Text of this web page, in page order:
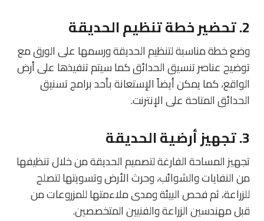
2. تحضير خطة تنظيم الحديقة
وضع خطة مناسبة لتنظيم الحديقة ورسمها على الورق مع
توضيح عناصر تنسيق الحدائق كما سيتم تنفيذها على أرض
الواقع، كما يمكن أيضاً الإستعانة بأحد برامج تسنيق
الحدائق المتاحة على الإنترنت.
3. تجهيز أرضية الحديقة
تجهيز المساحة الفارغة لتصميم الحديقة من خلال تنظيفها
من النفايات والشوائب، وحرث الأرض وتسويتها لتصلح
للزراعة، ثم فحص البيئة ومدى ملاءمتها للمزروعات من
قبل مهندسين الزراعة والفنيين المتخصصين.